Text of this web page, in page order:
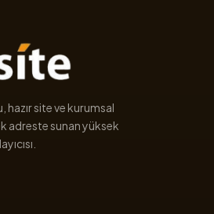
site ve kurumsal
adreste sunan yüksek